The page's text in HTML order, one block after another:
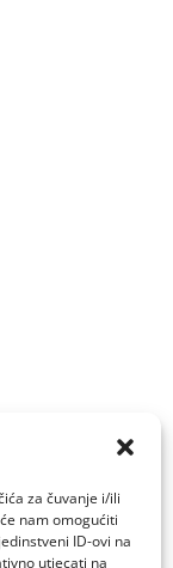
za čuvanje i/ili
nam omogućiti
ID-ovi na
utjecati na